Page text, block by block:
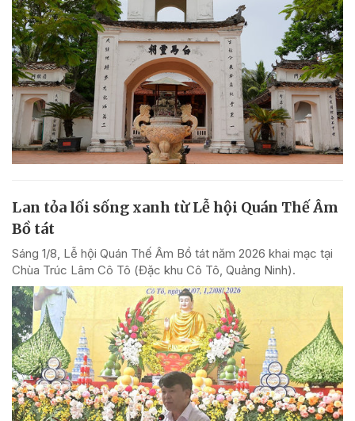
Lan tỏa lối sống xanh từ Lễ hội Quán Thế Âm
Bồ tát
Sáng 1/8, Lễ hội Quán Thế Âm Bồ tát năm 2026 khai mạc tại
Chùa Trúc Lâm Cô Tô (Đặc khu Cô Tô, Quảng Ninh).